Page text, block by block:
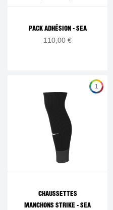
PACK ADHÉSION - SEA
110,00 €
1
CHAUSSETTES
MANCHONS STRIKE - SEA